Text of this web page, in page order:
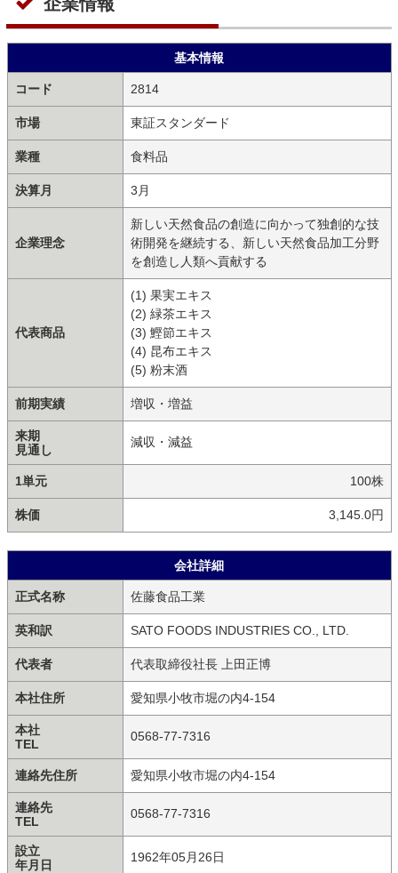
基本情報
コード 2814
市場 東証スタンダード
業種 食料品
決算月 3月
企業理念
新しい天然食品の創造に向かって独創的な技
術開発を継続する、新しい天然食品加工分野
を創造し人類へ貢献する
代表商品
(1) 果実エキス
(2) 緑茶エキス
(3) 鰹節エキス
(4) 昆布エキス
(5) 粉末酒
前期実績 増収・増益
来期
見通し
減収・減益
1単元 100株
株価 3,145.0円
会社詳細
正式名称 佐藤食品工業
英和訳 SATO FOODS INDUSTRIES CO., LTD.
代表者 代表取締役社長 上田正博
本社住所 愛知県小牧市堀の内4-154
本社
TEL
0568-77-7316
連絡先住所 愛知県小牧市堀の内4-154
連絡先
TEL
0568-77-7316
設立
年月日
1962年05月26日